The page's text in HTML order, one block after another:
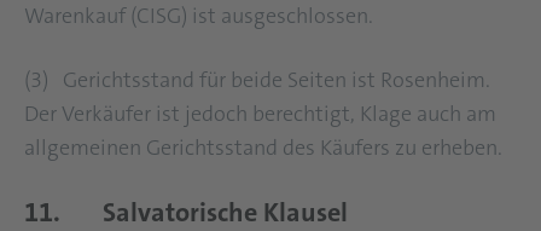
Warenkauf (CISG) ist ausgeschlossen.
(3) Gerichtsstand für beide Seiten ist Rosenheim.
Der Verkäufer ist jedoch berechtigt, Klage auch am
allgemeinen Gerichtsstand des Käufers zu erheben.
11. Salvatorische Klausel